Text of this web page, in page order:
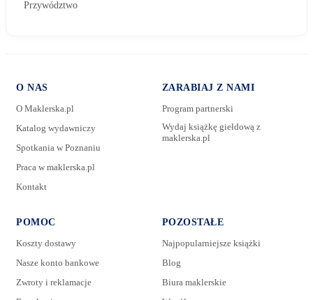
Przywództwo
O NAS
O Maklerska.pl
Katalog wydawniczy
Spotkania w Poznaniu
Praca w maklerska.pl
Kontakt
ZARABIAJ Z NAMI
Program partnerski
Wydaj książkę giełdową z
maklerska.pl
POMOC
Koszty dostawy
Nasze konto bankowe
Zwroty i reklamacje
POZOSTAŁE
Najpopularniejsze książki
Blog
Biura maklerskie
E-mail: